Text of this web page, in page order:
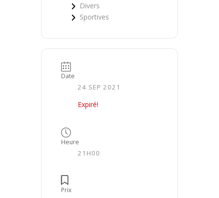
Divers
Sportives
Date
24 SEP 2021
Expiré!
Heure
21H00
Prix